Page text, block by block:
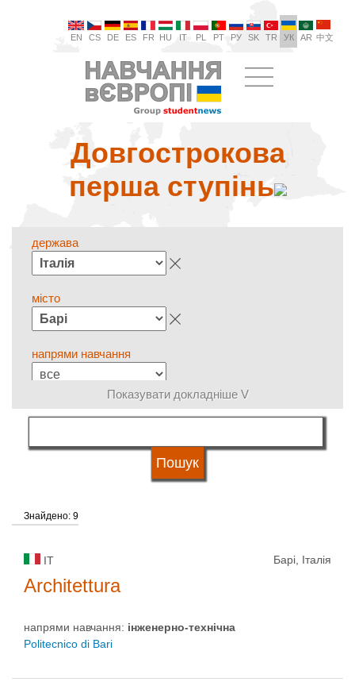
EN CS DE ES FR HU IT PL PT РУ SK TR УК AR 中文
Довгострокова
перша ступінь
держава
місто
напрями навчання
мова навчання
Статус університету
Показувати докладніше V
Знайдено: 9
IT Барі, Італія
Architettura
напрями навчання: інженерно-технічна
Politecnico di Bari